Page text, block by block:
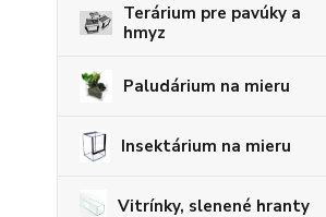
Terárium pre pavúky a
hmyz
Paludárium na mieru
Insektárium na mieru
Vitrínky, slenené hranty